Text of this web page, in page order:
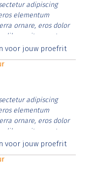
adipiscing
elementum
ornare, eros dolor
libero vitae erat.
id rutrum lorem
voor jouw proefrit
adipiscing
elementum
ornare, eros dolor
libero vitae erat.
id rutrum lorem
voor jouw proefrit